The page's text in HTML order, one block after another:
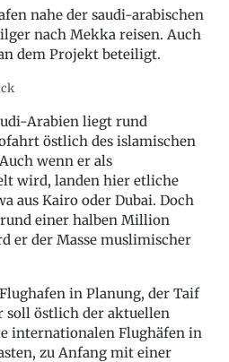
nahe der saudi-arabischen
nach Mekka reisen. Auch
dem Projekt beteiligt.
Arabien liegt rund
östlich des islamischen
wenn er als
wird, landen hier etliche
aus Kairo oder Dubai. Doch
einer halben Million
er der Masse muslimischer
in Planung, der Taif
östlich der aktuellen
internationalen Flughäfen in
zu Anfang mit einer